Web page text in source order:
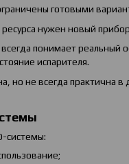
готовыми
нужен новый
понимает реальный
испарителя.
но не всегда практична в
системы: